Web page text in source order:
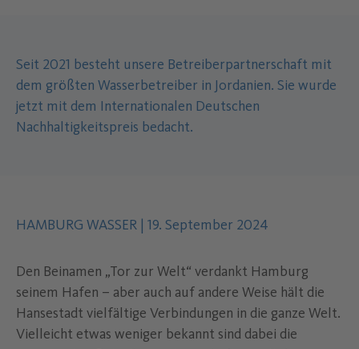
Seit 2021 besteht unsere Betreiberpartnerschaft mit
dem größten Wasserbetreiber in Jordanien. Sie wurde
jetzt mit dem Internationalen Deutschen
Nachhaltigkeitspreis bedacht.
Autor des Inhalts:
HAMBURG WASSER | Datum der Veröffentlichung:
19. September 2024
Den Beinamen „Tor zur Welt“ verdankt Hamburg
seinem Hafen – aber auch auf andere Weise hält die
Hansestadt vielfältige Verbindungen in die ganze Welt.
Vielleicht etwas weniger bekannt sind dabei die